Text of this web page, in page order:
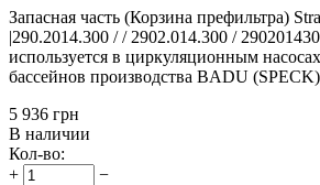
Запасная часть (Корзина префильтра)
|290.2014.300 / / 2902.014.300 /
используется в циркуляционным
бассейнов производства BADU
‍5 936‍ грн
В наличии
Кол-во:
+
−